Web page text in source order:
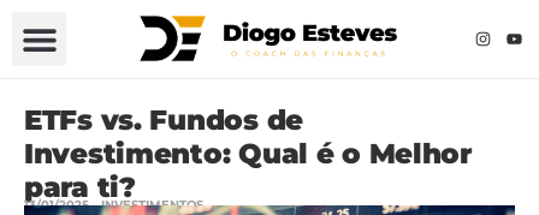
ETFs vs. Fundos de
Investimento: Qual é o Melhor
para ti?
13/01/2025 INVESTIMENTOS